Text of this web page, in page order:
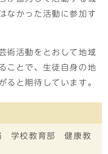
なかった活動に参加す
術活動をとおして地域
ことで、生徒自身の地
ると期待しています。
学校教育部 健康教